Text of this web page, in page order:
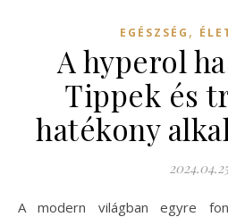
EGÉSZSÉG ,
A hyperol
Tippek és
hatékony
A modern világban egyre fontosabbá válik, hogy a